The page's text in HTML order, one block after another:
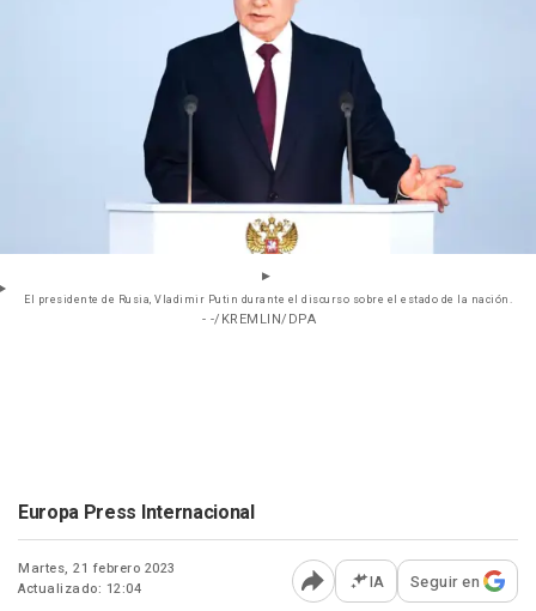
El presidente de Rusia, Vladimir Putin durante el discurso sobre el estado de la nación.
- -/KREMLIN/DPA
Europa Press Internacional
Martes, 21 febrero 2023
Actualizado: 12:04
Abrir opciones para
IA Seguir en